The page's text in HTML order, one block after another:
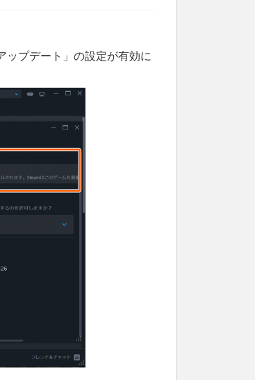
ップデート」の設定が有効に